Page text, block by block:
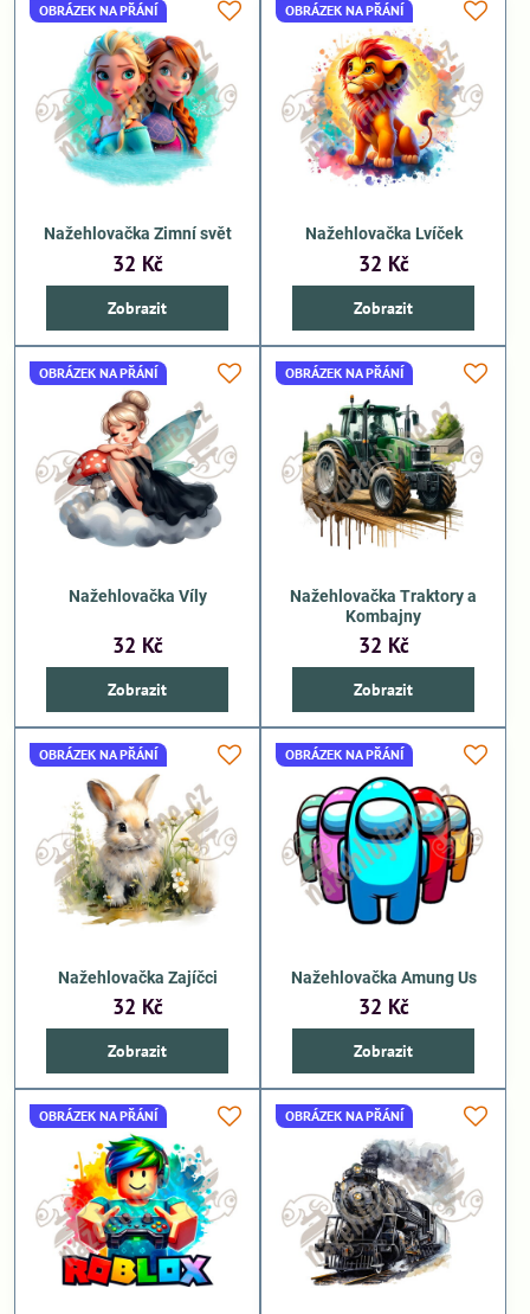
OBRÁZEK NA PŘÁNÍ
Nažehlovačka Zimní svět
32 Kč
Zobrazit
OBRÁZEK NA PŘÁNÍ
Nažehlovačka Lvíček
32 Kč
Zobrazit
OBRÁZEK NA PŘÁNÍ
Nažehlovačka Víly
32 Kč
Zobrazit
OBRÁZEK NA PŘÁNÍ
Nažehlovačka Traktory a
Kombajny
32 Kč
Zobrazit
OBRÁZEK NA PŘÁNÍ
Nažehlovačka Zajíčci
32 Kč
Zobrazit
OBRÁZEK NA PŘÁNÍ
Nažehlovačka Amung Us
32 Kč
Zobrazit
OBRÁZEK NA PŘÁNÍ OBRÁZEK NA PŘÁNÍ